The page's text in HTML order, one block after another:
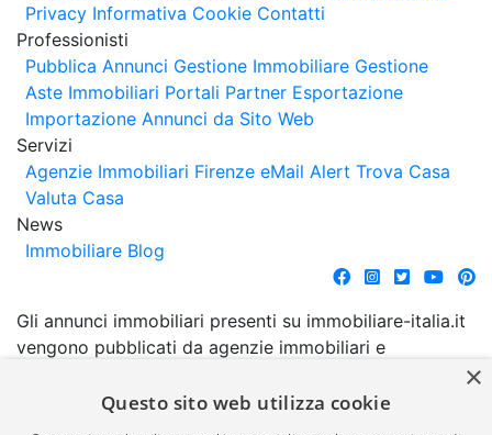
Privacy Informativa Cookie Contatti
Professionisti
Pubblica Annunci Gestione Immobiliare Gestione
Aste Immobiliari Portali Partner Esportazione
Importazione Annunci da Sito Web
Servizi
Agenzie Immobiliari Firenze eMail Alert Trova Casa
Valuta Casa
News
Immobiliare Blog
Gli annunci immobiliari presenti su immobiliare-italia.it
vengono pubblicati da agenzie immobiliari e
comporta l'approvazione o l'avallo da parte di
×
Questo sito web utilizza cookie